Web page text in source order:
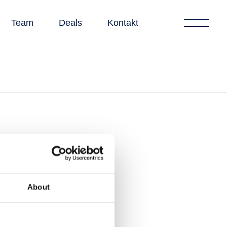
About
Team Deals Kontakt